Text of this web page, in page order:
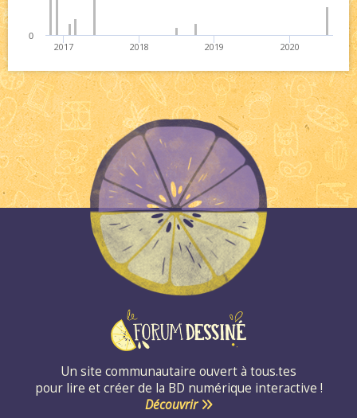
2017 2018 2019 2020
0
Un site communautaire ouvert à tous.tes
pour lire et créer de la BD numérique interactive !
Découvrir